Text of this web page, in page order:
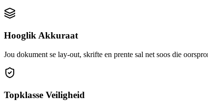
Hooglik Akkuraat
Jou dokument se lay-out, skrifte en prente sal net soos die
Topklasse Veiligheid